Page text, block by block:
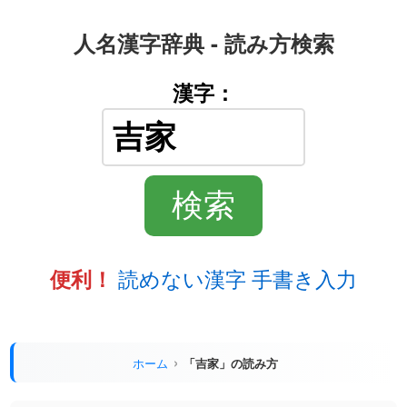
人名漢字辞典 - 読み方検索
漢字：
便利！ 読めない漢字 手書き入力
ホーム 「吉家」の読み方